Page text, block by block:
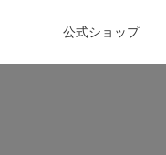
公式ショップ